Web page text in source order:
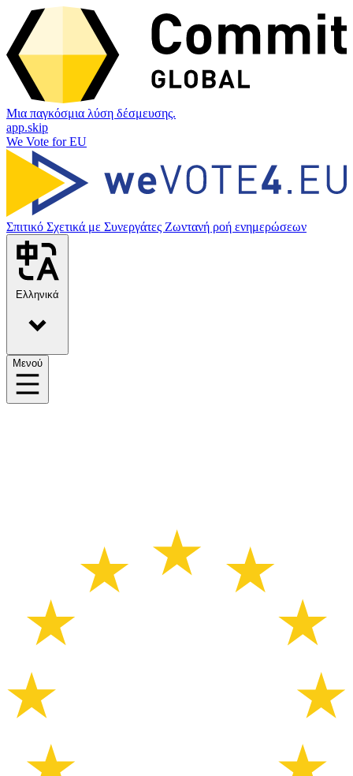
Μια παγκόσμια λύση δέσμευσης.
app.skip
We Vote for EU
Σπιτικό Σχετικά με Συνεργάτες Ζωντανή ροή ενημερώσεων
Ελληνικά
Μενού